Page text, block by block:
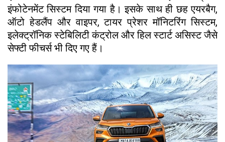
इंफोटेनमेंट सिस्टम दिया गया है। इसके साथ ही छह एयरबैग,
ऑटो हेडलैंप और वाइपर, टायर प्रेशर मॉनिटरिंग सिस्टम,
इलेक्ट्रॉनिक स्टेबिलिटी कंट्रोल और हिल स्टार्ट असिस्ट जैसे
सेफ्टी फीचर्स भी दिए गए हैं।